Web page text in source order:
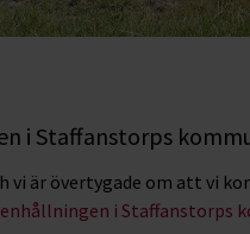
i Staffanstorps
vi är övertygade om att vi
i Staffanstorps